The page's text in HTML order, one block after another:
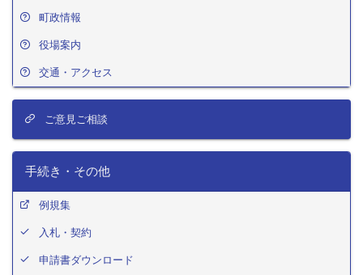
町政情報
役場案内
交通・アクセス
ご意見ご相談
手続き・その他
例規集
入札・契約
申請書ダウンロード